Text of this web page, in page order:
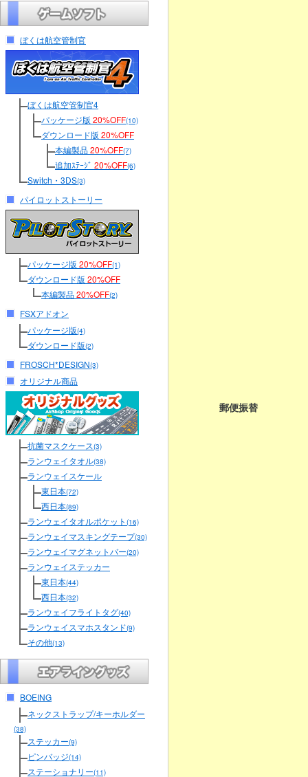
ぼくは航空管制官
ぼくは航空管制官4
パッケージ版 20%OFF(10)
ダウンロード版 20%OFF
本編製品20%OFF(7)
追加ｽﾃｰｼﾞ 20%OFF(6)
Switch・3DS(3)
パイロットストーリー
パッケージ版 20%OFF(1)
ダウンロード版 20%OFF
本編製品20%OFF(2)
FSXアドオン
パッケージ版(4)
ダウンロード版(2)
FROSCH*DESIGN(3)
オリジナル商品
抗菌マスクケース(3)
ランウェイタオル(38)
ランウェイスケール
東日本(72)
西日本(89)
ランウェイタオルポケット (16)
ランウェイマスキングテープ(30)
ランウェイマグネットバー(20)
ランウェイステッカー
東日本(44)
西日本(32)
ランウェイフライトタグ(40)
ランウェイスマホスタンド(9)
その他(13)
BOEING
ネックストラップ/キーホルダー
(38)
ステッカー(9)
ピンバッジ(14)
ステーショナリー(11)
郵便振替